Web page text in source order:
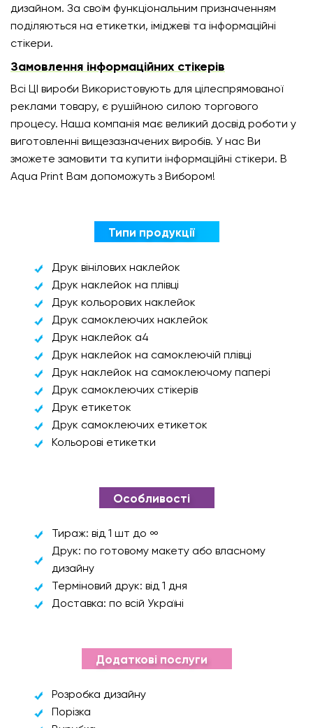
дизайном. За своїм функціональним призначенням
поділяються на етикетки, іміджеві та інформаційні
стікери.
Замовлення інформаційних стікерів
Всі ЦІ вироби Використовують для цілеспрямованої
реклами товару, є рушійною силою торгового
процесу. Наша компанія має великий досвід роботи у
виготовленні вищезазначених виробів. У нас Ви
зможете замовити та купити інформаційні стікери. В
Aqua Print Вам допоможуть з Вибором!
Типи продукції
Друк вінілових наклейок
Друк наклейок на плівці
Друк кольорових наклейок
Друк самоклеючих наклейок
Друк наклейок а4
Друк наклейок на самоклеючій плівці
Друк наклейок на самоклеючому папері
Друк самоклеючих стікерів
Друк етикеток
Друк самоклеючих етикеток
Кольорові етикетки
Особливості
Тираж: від 1 шт до ∞
Друк: по готовому макету або власному
дизайну
Терміновий друк: від 1 дня
Доставка: по всій Україні
Додаткові послуги
Розробка дизайну
Порізка